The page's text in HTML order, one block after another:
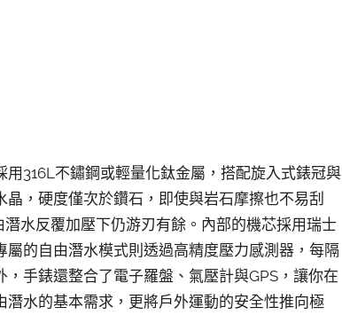
316L不鏽鋼或輕量化鈦金屬，搭配旋入式錶冠與
，硬度僅次於鑽石，即使與岩石摩擦也不易刮
水反覆加壓下仍游刃有餘。內部的機芯採用瑞士
的自由潛水模式則透過高精度壓力感測器，每隔
手錶還整合了電子羅盤、氣壓計與GPS，讓你在
水的基本需求，更將戶外運動的安全性推向極